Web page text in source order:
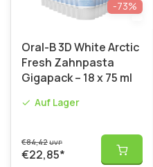
-73%
Oral-B 3D White Arctic
Fresh Zahnpasta
Gigapack – 18 x 75 ml
Auf Lager
€84,42UVP
€22,85*